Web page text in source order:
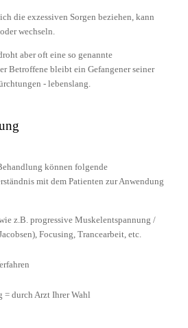
die exzessiven Sorgen beziehen, kann
wechseln.
aber oft eine so genannte
Betroffene bleibt ein Gefangener seiner
- lebenslang.
können folgende
mit dem Patienten zur Anwendung
z.B. progressive Muskelentspannung /
Focusing, Trancearbeit, etc.
durch Arzt Ihrer Wahl